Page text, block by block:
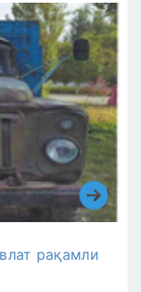
рақамли